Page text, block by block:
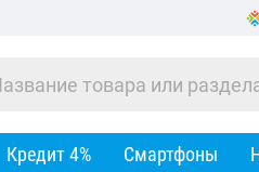
Кредит 4% Смартфоны